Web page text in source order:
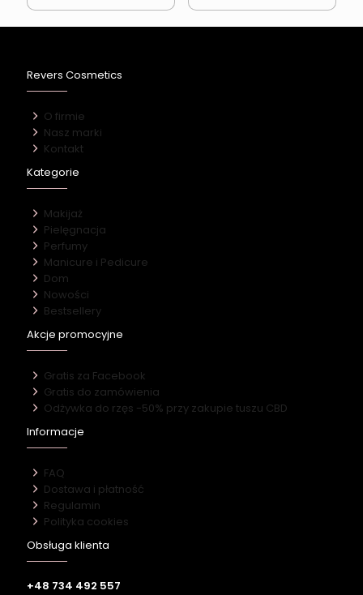
Revers Cosmetics
O firmie
Nasz marki
Kontakt
Kategorie
Makijaż
Pielęgnacja
Perfumy
Manicure i Pedicure
Dom
Nowości
Bestsellery
Akcje promocyjne
Gratis za Facebook
Gratis do zamówienia
Odżywka do rzęs -50% przy zakupie tuszu CBD
Informacje
FAQ
Dostawa i płatność
Regulamin
Polityka cookies
Obsługa klienta
+48 734 492 557